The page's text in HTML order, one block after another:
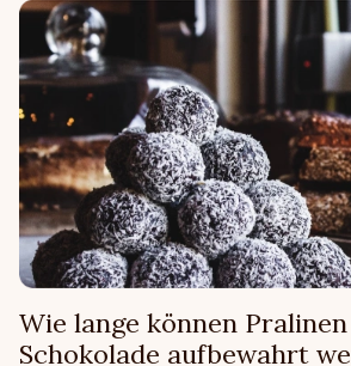
Wie lange können
Schokolade aufbewahrt